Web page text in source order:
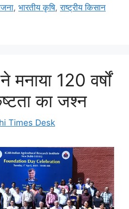
, भारतीय कृषि,राष्ट्रीय किसान
मनाया 120 वर्षों
का जश्न
Times Desk